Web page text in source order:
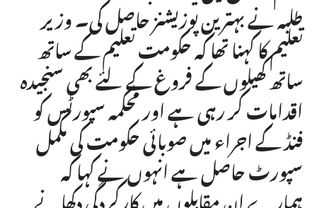
طلبہ نے بہترین پوزیشنز حاصل کی۔ وزیر
تعلیم کا کہنا تھا کہ حکومت تعلیم کے ساتھ
ساتھ کھیلوں کے فروغ کے لئے بھی سنجیدہ
اقدامات کر رہی ہے اور محکمہ سپورٹس کو
فنڈ کے اجراء میں صوبائی حکومت کی مکمل
سپورٹ حاصل ہے انہوں نے کہا کہ
ہمارے ان مقابلوں میں کارکردگی دکھانے